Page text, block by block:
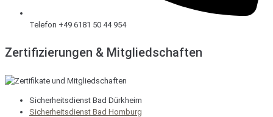
Telefon +49 6181 50 44 954
Zertifizierungen & Mitgliedschaften
Sicherheitsdienst Bad Dürkheim
Sicherheitsdienst Bad Homburg